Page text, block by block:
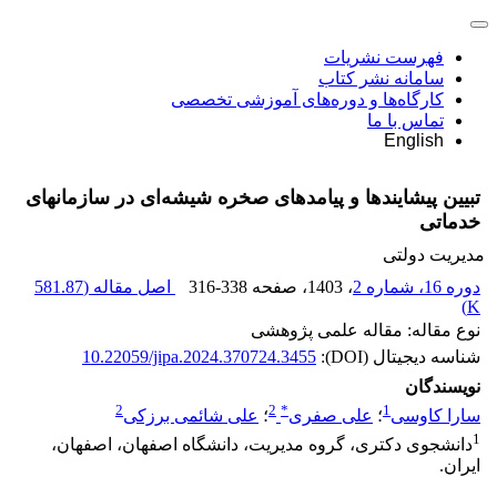
فهرست نشریات
سامانه نشر کتاب
کارگاه‌ها و دوره‌های آموزشی تخصصی
تماس با ما
English
تبیین پیشایندها و پیامدهای صخره شیشه‌ای در سازمان‏های
خدماتی
مدیریت دولتی
دوره 16، شماره 2
، 1403 ، صفحه 316-338 اصل مقاله (581.87
K
)
نوع مقاله: مقاله علمی پژوهشی
شناسه دیجیتال (DOI):
10.22059/jipa.2024.370724.3455
نویسندگان
سارا کاوسی1؛ علی صفری*
2؛ علی شائمی برزکی2
1دانشجوی دکتری، گروه مدیریت، دانشگاه اصفهان، اصفهان،
ایران.